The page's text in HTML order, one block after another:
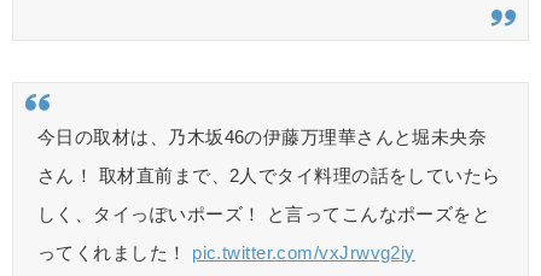
今日の取材は、乃木坂46の伊藤万理華さんと堀未央奈
さん！ 取材直前まで、2人でタイ料理の話をしていたら
しく、タイっぽいポーズ！ と言ってこんなポーズをと
ってくれました！ pic.twitter.com/vxJrwvg2iy